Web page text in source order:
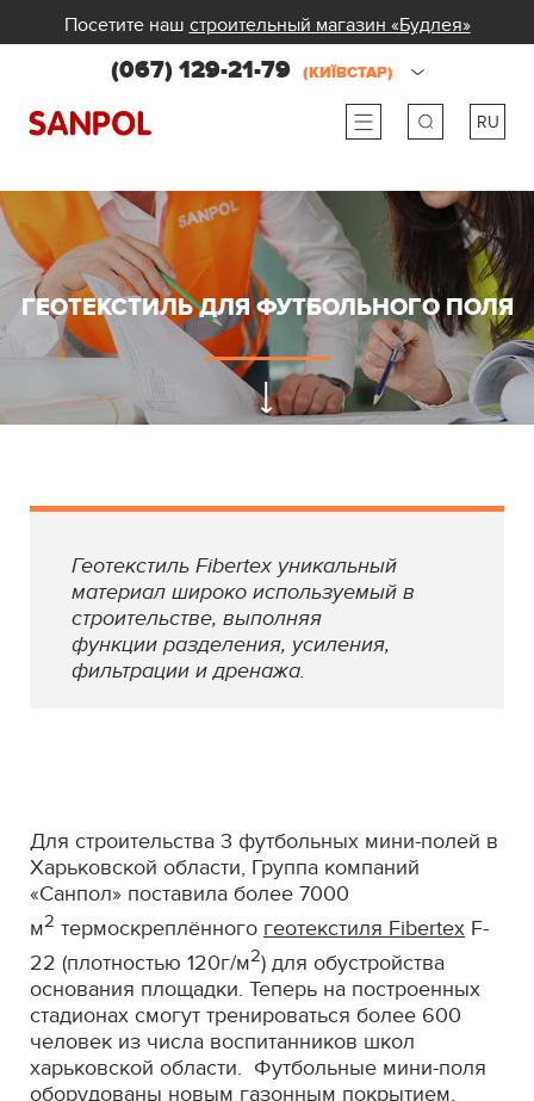
Посетите наш строительный магазин «Будлея»
(067) 129-21-79 (КИЇВСТАР)
RU
ua
ГЕОТЕКСТИЛЬ ДЛЯ ФУТБОЛЬНОГО ПОЛЯ
Геотекстиль Fibertex уникальный
материал широко используемый в
строительстве, выполняя
функции разделения, усиления,
фильтрации и дренажа.
Для строительства 3 футбольных мини-полей в
Харьковской области, Группа компаний
«Санпол» поставила более 7000
м2 термоскреплённого геотекстиля Fibertex F-
22 (плотностью 120г/м2) для обустройства
основания площадки. Теперь на построенных
стадионах смогут тренироваться более 600
человек из числа воспитанников школ
харьковской области. Футбольные мини-поля
оборудованы новым газонным покрытием,